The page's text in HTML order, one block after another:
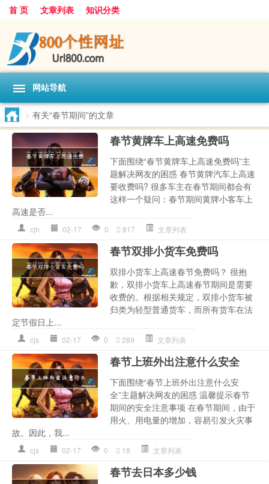
首 页 文章列表 知识分类
网站导航
> 有关“春节期间”的文章
春节黄牌车上高速免费吗
下面围绕“春节黄牌车上高速免费吗”主
题解决网友的困惑 春节黄牌汽车上高速
要收费吗? 很多车主在春节期间都会有
这样一个疑问：春节期间黄牌小客车上
高速是否...
cjh 02-17 0 817 文章列表
春节双排小货车免费吗
双排小货车上高速春节免费吗？ 很抱
歉，双排小货车上高速春节期间是需要
收费的。根据相关规定，双排小货车被
归类为轻型普通货车，而所有货车在法
定节假日上...
cjs 02-17 0 289 文章列表
春节上班外出注意什么安全
下面围绕“春节上班外出注意什么安
全”主题解决网友的困惑 温馨提示春节
期间的安全注意事项 在春节期间，由于
用火、用电量的增加，容易引发火灾事
故。因此，我...
cjs 02-17 0 18 文章列表
春节去日本多少钱